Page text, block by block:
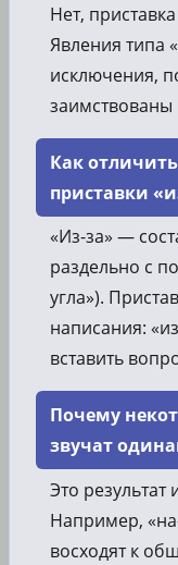
Нет,
Явления типа
исключения,
Как
приставки
«Из-за» —
раздельно с
угла»).
написания:
вставить
Почему
звучат
Это
Например,
восходят к